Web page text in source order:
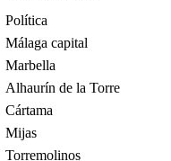
Política
Málaga capital
Marbella
Alhaurín de la Torre
Cártama
Mijas
Torremolinos